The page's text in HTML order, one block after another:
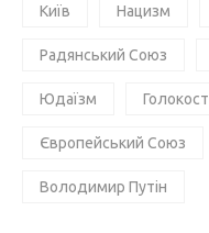
Київ Нацизм
Радянський Союз
Юдаїзм Голокост
Європейський Союз
Володимир Путін